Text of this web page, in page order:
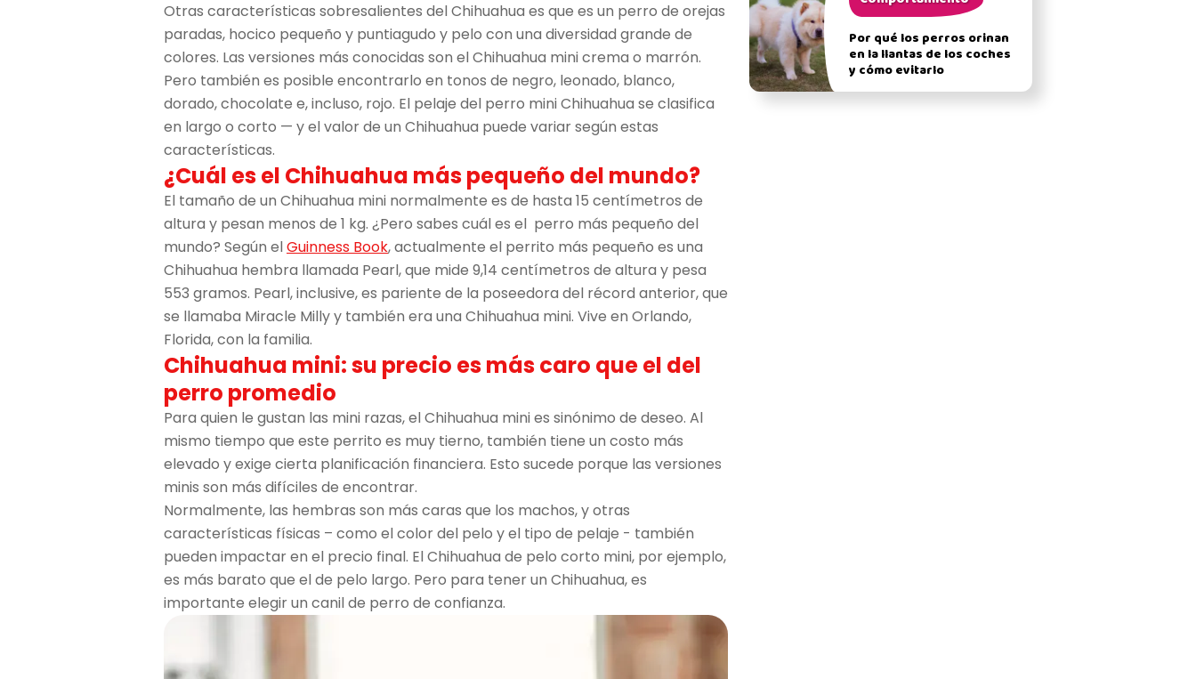
Otras características sobresalientes del Chihuahua es que es un perro de orejas
paradas, hocico pequeño y puntiagudo y pelo con una diversidad grande de
colores. Las versiones más conocidas son el Chihuahua mini crema o marrón.
Pero también es posible encontrarlo en tonos de negro, leonado, blanco,
dorado, chocolate e, incluso, rojo. El pelaje del perro mini Chihuahua se clasifica
en largo o corto — y el valor de un Chihuahua puede variar según estas
características.
¿Cuál es el Chihuahua más pequeño del mundo?
El tamaño de un Chihuahua mini normalmente es de hasta 15 centímetros de
altura y pesan menos de 1 kg. ¿Pero sabes cuál es el perro más pequeño del
mundo? Según elGuinness Book, actualmente el perrito más pequeño es una
Chihuahua hembra llamada Pearl, que mide 9,14 centímetros de altura y pesa
553 gramos. Pearl, inclusive, es pariente de la poseedora del récord anterior, que
se llamaba Miracle Milly y también era una Chihuahua mini. Vive en Orlando,
Florida, con la familia.
Chihuahua mini: su precio es más caro que el del
perro promedio
Para quien le gustan las mini razas, el Chihuahua mini es sinónimo de deseo. Al
mismo tiempo que este perrito es muy tierno, también tiene un costo más
elevado y exige cierta planificación financiera. Esto sucede porque las versiones
minis son más difíciles de encontrar.
Normalmente, las hembras son más caras que los machos, y otras
características físicas – como el color del pelo y el tipo de pelaje - también
pueden impactar en el precio final. El Chihuahua de pelo corto mini, por ejemplo,
es más barato que el de pelo largo. Pero para tener un Chihuahua, es
importante elegir un canil de perro de confianza.
Por qué los perros orinan
en la llantas de los coches
y cómo evitarlo